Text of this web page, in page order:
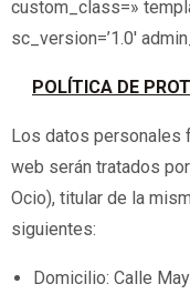
custom_class=»
sc_version=’1.0′
POLÍTICA DE
Los datos personales
web serán tratados
Ocio), titular de la
siguientes:
Domicilio: Calle